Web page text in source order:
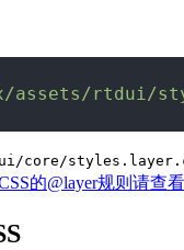
assets/rtdui/
core/
的@layer规则请查